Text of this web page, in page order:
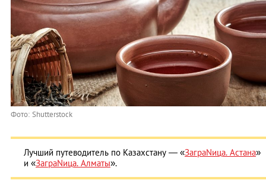
Фото: Shutterstock
Лучший путеводитель по Казахстану — «ЗаграNица. Астана»
и «ЗаграNица. Алматы».